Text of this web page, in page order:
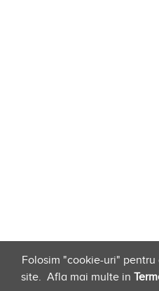
Folosim "cookie-uri"
site. Afla mai multe in